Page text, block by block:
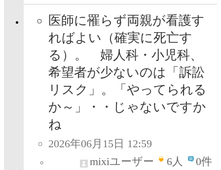
医師に罹らず両親が看護す
ればよい（確実に死亡す
る）。 婦人科・小児科、
希望者が少ないのは「訴訟
リスク」。「やってられる
か～」・・じゃないですか
ね
2026年06月15日 12:59
mixiユーザー
6人 0件